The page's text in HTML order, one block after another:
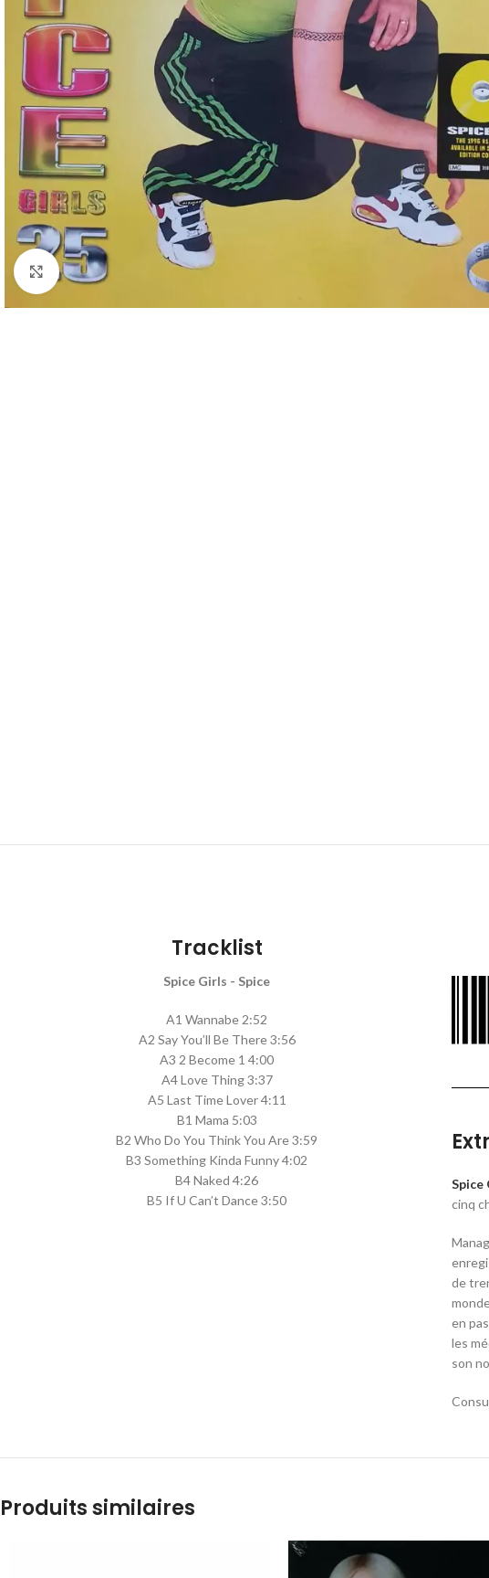
Cliquez pour agrandir
Tracklist
Spice Girls - Spice
A1 Wannabe 2:52
A2 Say You’ll Be There 3:56
A3 2 Become 1 4:00
A4 Love Thing 3:37
A5 Last Time Lover 4:11
B1 Mama 5:03
B2 Who Do You Think You Are 3:59
B3 Something Kinda Funny 4:02
B4 Naked 4:26
B5 If U Can’t Dance 3:50
Spice
cinq
de
en
les
son
Produits similaires